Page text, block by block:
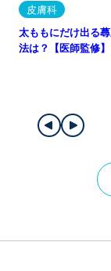
皮膚科
太ももにだけ出る
法は？【医師監修】